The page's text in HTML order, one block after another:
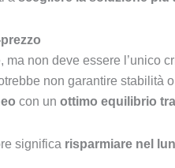
ma non deve essere l’unico
non garantire stabilità
con un ottimo equilibrio
significa risparmiare nel